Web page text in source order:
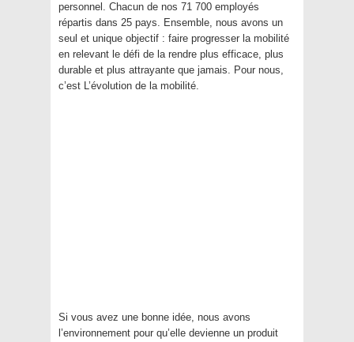
personnel. Chacun de nos 71 700 employés
répartis dans 25 pays. Ensemble, nous avons un
seul et unique objectif : faire progresser la mobilité
en relevant le défi de la rendre plus efficace, plus
durable et plus attrayante que jamais. Pour nous,
c’est L’évolution de la mobilité.
Si vous avez une bonne idée, nous avons
l’environnement pour qu’elle devienne un produit